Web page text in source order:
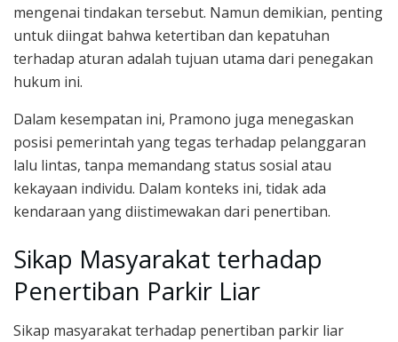
mengenai tindakan tersebut. Namun demikian, penting
untuk diingat bahwa ketertiban dan kepatuhan
terhadap aturan adalah tujuan utama dari penegakan
hukum ini.
Dalam kesempatan ini, Pramono juga menegaskan
posisi pemerintah yang tegas terhadap pelanggaran
lalu lintas, tanpa memandang status sosial atau
kekayaan individu. Dalam konteks ini, tidak ada
kendaraan yang diistimewakan dari penertiban.
Sikap Masyarakat terhadap
Penertiban Parkir Liar
Sikap masyarakat terhadap penertiban parkir liar